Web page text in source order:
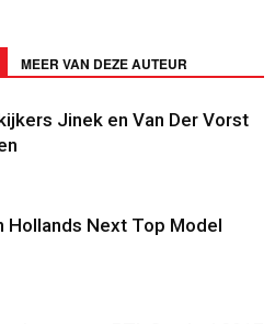
MEER VAN DEZE AUTEUR
Jinek en Van Der Vorst
Hollands Next Top Model